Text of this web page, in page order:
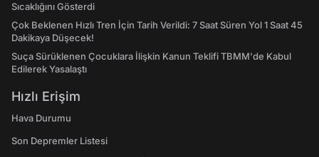
Sıcaklığını Gösterdi
Çok Beklenen Hızlı Tren İçin Tarih Verildi: 7 Saat Süren Yol 1 Saat 45
Dakikaya Düşecek!
Suça Sürüklenen Çocuklara İlişkin Kanun Teklifi TBMM'de Kabul
Edilerek Yasalaştı
Hızlı Erişim
Hava Durumu
Son Depremler Listesi